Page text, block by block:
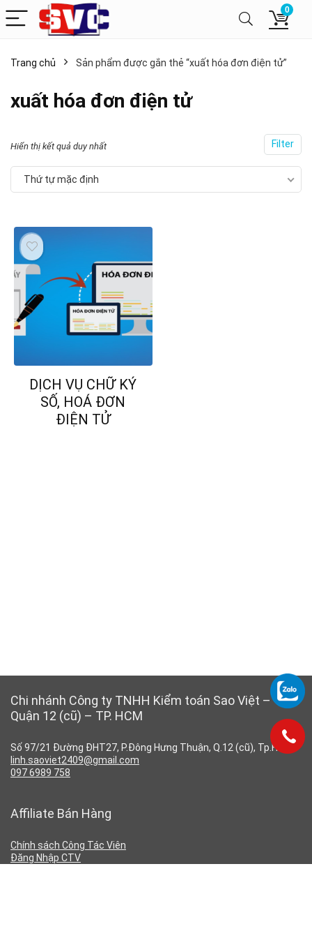
0
Trang chủ Sản phẩm được gắn thẻ “xuất hóa đơn điện tử”
xuất hóa đơn điện tử
Filter
Hiển thị kết quả duy nhất
Thứ tự mặc định
DỊCH VỤ CHỮ KÝ
SỐ, HOÁ ĐƠN
ĐIỆN TỬ
Chi nhánh Công ty TNHH Kiểm toán Sao Việt –
Quận 12 (cũ) – TP. HCM
Số 97/21 Đường ĐHT27, P.Đông Hưng Thuận, Q.12 (cũ), Tp.HCM
linh.saoviet2409@gmail.com
097 6989 758
Affiliate Bán Hàng
Chính sách Công Tác Viên
Đăng Nhập CTV